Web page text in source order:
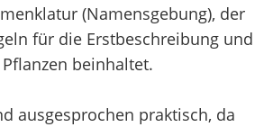
(Namensgebung), der
für die Erstbeschreibung und
beinhaltet.
ausgesprochen praktisch, da